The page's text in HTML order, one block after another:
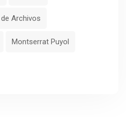
Archivos
Montserrat Puyol